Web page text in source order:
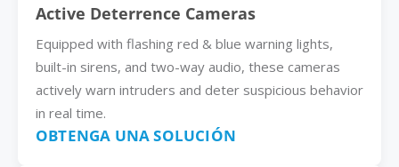
Active Deterrence Cameras
Equipped with flashing red & blue warning lights,
built-in sirens, and two-way audio, these cameras
actively warn intruders and deter suspicious behavior
in real time.
OBTENGA UNA SOLUCIÓN